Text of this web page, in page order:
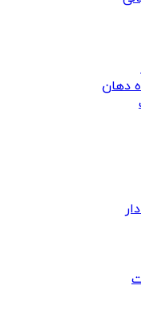
دهان